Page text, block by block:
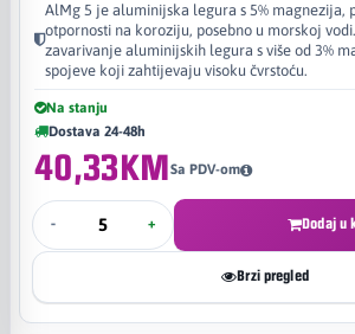
AlMg 5 je aluminijska legura s 5% magnezija,
otpornosti na koroziju, posebno u morskoj
zavarivanje aluminijskih legura s više od 3%
spojeve koji zahtijevaju visoku čvrstoću.
Na stanju
Dostava 24-48h
40,33KMSa PDV-om
- + Dodaj u
Brzi pregled